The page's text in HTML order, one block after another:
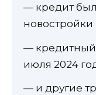
— кредит
новостройки
— кредитный
июля 2024
— и другие